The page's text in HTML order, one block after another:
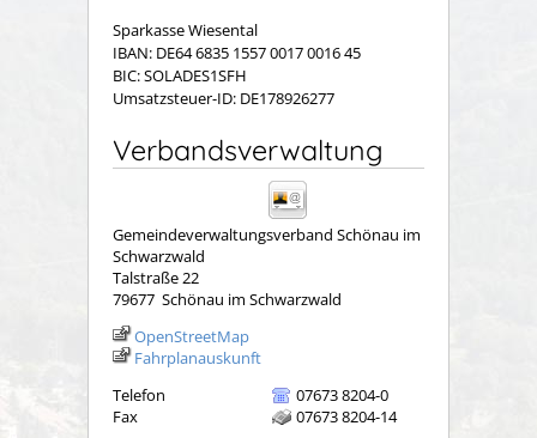
Sparkasse Wiesental
IBAN: DE64 6835 1557 0017 0016 45
BIC: SOLADES1SFH
Umsatzsteuer-ID: DE178926277
Verbandsverwaltung
Gemeindeverwaltungsverband Schönau im
Schwarzwald
Talstraße 22
79677 Schönau im Schwarzwald
OpenStreetMap
Fahrplanauskunft
Telefon
07673 8204-0
Fax
07673 8204-14